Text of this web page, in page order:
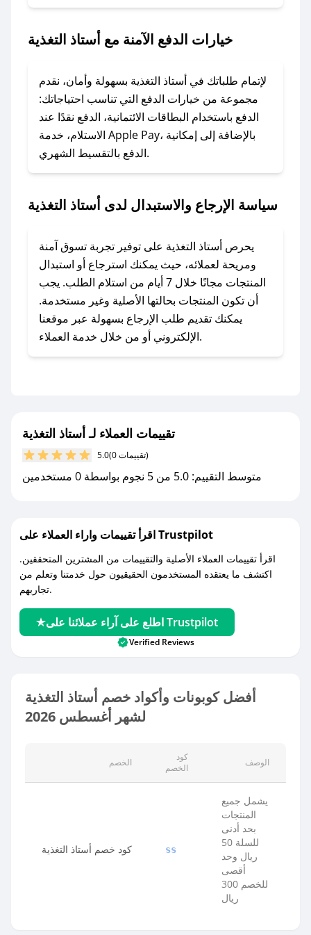
2. الصقه في خانة الدفع عند التسوق من أستاذ
لا تقلق! يمكنك التواصل مع فريق دعم صحصح عبر
الرسائل الخاصة على تويتر أو البريد الإلكتروني،
وسنقوم بحل المشكلة في أسرع وقت ممكن.
### ماذا أفعل إذا لم أجد كود خصم لمتجري
المفضل؟
مراسلتنا مباشرة وسنعمل على توفير الكوبونات في
### كيف تحصل على كوبونات خصم حصرية من
أستاذ التغذية؟
للحصول على كوبونات وخصومات حصرية، قم بما
يلي:
- اضغط على أيقونة متابعة لمتجر أستاذ التغذية في
جديد.
مع صحصح، تسوق بذكاء ووفّر على كل مشترياتك مع
كوبونات خصم حصرية من أستاذ التغذية!
خيارات الدفع الآمنة مع أستاذ التغذية
لإتمام طلباتك في أستاذ التغذية بسهولة وأمان، نقدم
مجموعة من خيارات الدفع التي تناسب احتياجاتك:
الدفع باستخدام البطاقات الائتمانية، الدفع نقدًا عند
الاستلام، خدمة Apple Pay، بالإضافة إلى إمكانية
الدفع بالتقسيط الشهري.
سياسة الإرجاع والاستبدال لدى أستاذ التغذية
يحرص أستاذ التغذية على توفير تجربة تسوق آمنة
ومريحة لعملائه، حيث يمكنك استرجاع أو استبدال
المنتجات مجانًا خلال 7 أيام من استلام الطلب. يجب
أن تكون المنتجات بحالتها الأصلية وغير مستخدمة.
يمكنك تقديم طلب الإرجاع بسهولة عبر موقعنا
الإلكتروني أو من خلال خدمة العملاء.
تقييمات العملاء لـ أستاذ التغذية
5.0 (0 تقييمات)
متوسط التقييم: 5.0 من 5 نجوم بواسطة 0 مستخدمين
اقرأ تقييمات واراء العملاء على Trustpilot
اقرأ تقييمات العملاء الأصلية والتقييمات من المشترين المتحققين.
اكتشف ما يعتقده المستخدمون الحقيقيون حول خدمتنا وتعلم من
تجاربهم.
اطلع على آراء عملائنا على Trustpilot
Verified Reviews
أفضل كوبونات وأكواد خصم أستاذ التغذية
لشهر أغسطس 2026
الخصم
كود
الخصم
الوصف
كود خصم أستاذ التغذية ss
يشمل جميع
المنتجات
بحد أدنى
للسلة 50
ريال وحد
أقصى
للخصم 300
ريال